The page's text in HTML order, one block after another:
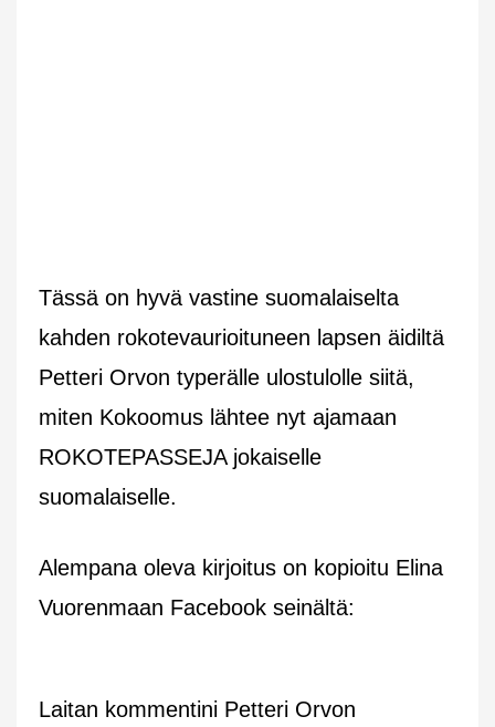
Tässä on hyvä vastine suomalaiselta
kahden rokotevaurioituneen lapsen äidiltä
Petteri Orvon typerälle ulostulolle siitä,
miten Kokoomus lähtee nyt ajamaan
ROKOTEPASSEJA jokaiselle
suomalaiselle.
Alempana oleva kirjoitus on kopioitu Elina
Vuorenmaan Facebook seinältä:
Laitan kommentini Petteri Orvon